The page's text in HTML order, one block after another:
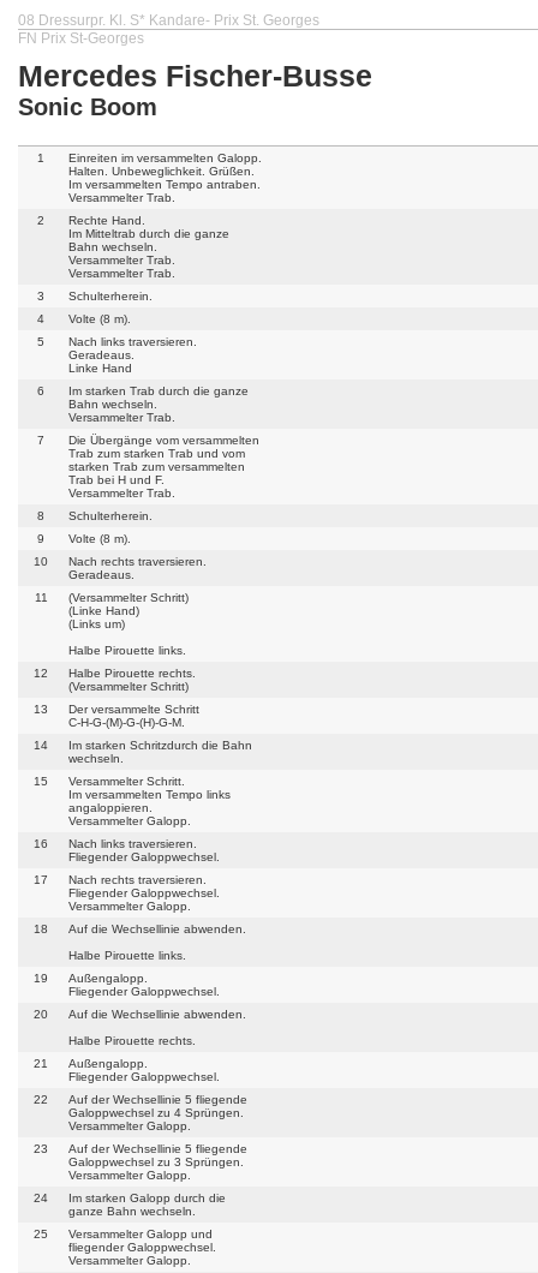
08 Dressurpr. Kl. S* Kandare- Prix St. Georges
FN Prix St-Georges
Mercedes Fischer-Busse
Sonic Boom
1
Einreiten im versammelten Galopp.
Halten. Unbeweglichkeit. Grüßen.
Im versammelten Tempo antraben.
Versammelter Trab.
2
Rechte Hand.
Im Mitteltrab durch die ganze
Bahn wechseln.
Versammelter Trab.
Versammelter Trab.
3
Schulterherein.
4
Volte (8 m).
5
Nach links traversieren.
Geradeaus.
Linke Hand
6
Im starken Trab durch die ganze
Bahn wechseln.
Versammelter Trab.
7
Die Übergänge vom versammelten
Trab zum starken Trab und vom
starken Trab zum versammelten
Trab bei H und F.
Versammelter Trab.
8
Schulterherein.
9
Volte (8 m).
10
Nach rechts traversieren.
Geradeaus.
11
(Versammelter Schritt)
(Linke Hand)
(Links um)
Halbe Pirouette links.
12
Halbe Pirouette rechts.
(Versammelter Schritt)
13
Der versammelte Schritt
C-H-G-(M)-G-(H)-G-M.
14
Im starken Schritzdurch die Bahn
wechseln.
15
Versammelter Schritt.
Im versammelten Tempo links
angaloppieren.
Versammelter Galopp.
16
Nach links traversieren.
Fliegender Galoppwechsel.
17
Nach rechts traversieren.
Fliegender Galoppwechsel.
Versammelter Galopp.
18
Auf die Wechsellinie abwenden.
Halbe Pirouette links.
19
Außengalopp.
Fliegender Galoppwechsel.
20
Auf die Wechsellinie abwenden.
Halbe Pirouette rechts.
21
Außengalopp.
Fliegender Galoppwechsel.
22
Auf der Wechsellinie 5 fliegende
Galoppwechsel zu 4 Sprüngen.
Versammelter Galopp.
23
Auf der Wechsellinie 5 fliegende
Galoppwechsel zu 3 Sprüngen.
Versammelter Galopp.
24
Im starken Galopp durch die
ganze Bahn wechseln.
25
Versammelter Galopp und
fliegender Galoppwechsel.
Versammelter Galopp.